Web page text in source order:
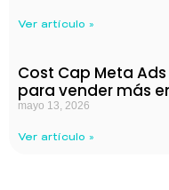
Ver artículo »
Cost Cap Meta
para vender más
mayo 13, 2026
Ver artículo »